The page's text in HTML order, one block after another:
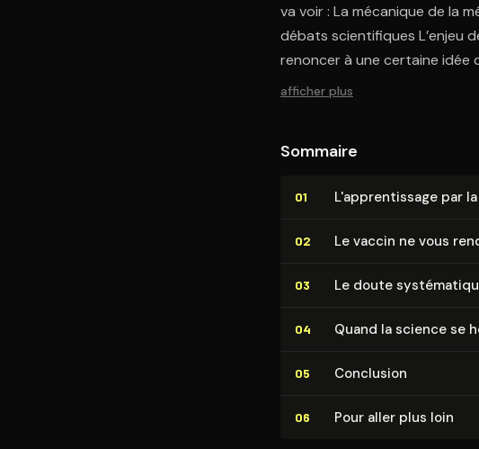
va voir : La mécanique de la
débats scientifiques L’enjeu
renoncer à une certaine idée
afficher plus
Sommaire
01 L'ap­pren­tis­sage par
02 Le vaccin ne vous
03 Le doute
04 Quand la science se
05 Conclusion
06 Pour aller plus loin